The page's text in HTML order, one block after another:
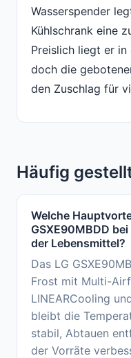
Wasserspender
Kühlschrank eine
Preislich liegt er in
doch die
den Zuschlag für
Häufig
Welche
GSXE90MBDD
der Lebensmittel?
Das LG
Frost mit Multi-
LINEARCooling
bleibt die
stabil, Abtauen
der Vorräte